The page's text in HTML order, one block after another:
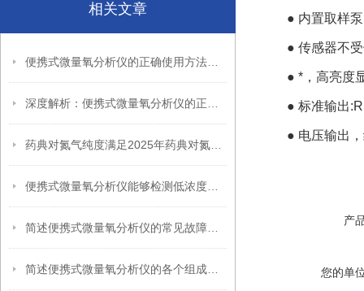
相关文章
● 内置取样泵
● 传感器不
● *，高亮度
● 标准输出
● 电压输出
产
您的单